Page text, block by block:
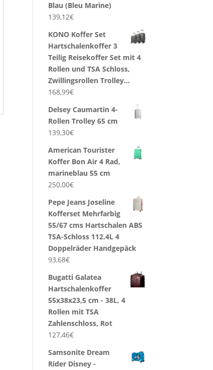
Blau (Bleu Marine)
139,12€
KONO Koffer Set
Hartschalenkoffer 3
Teilig Reisekoffer Set mit 4
Rollen und TSA Schloss,
Zwillingsrollen Trolley…
168,99€
Delsey Caumartin 4-
Rollen Trolley 65 cm
139,30€
American Tourister
Koffer Bon Air 4 Rad,
marineblau 55 cm
250,00€
Pepe Jeans Joseline
Kofferset Mehrfarbig
55/67 cms Hartschalen ABS
TSA-Schloss 112.4L 4
Doppelräder Handgepäck
93,68€
Bugatti Galatea
Hartschalenkoffer
55x38x23,5 cm - 38L, 4
Rollen mit TSA
Zahlenschloss, Rot
127,46€
Samsonite Dream
Rider Disney -